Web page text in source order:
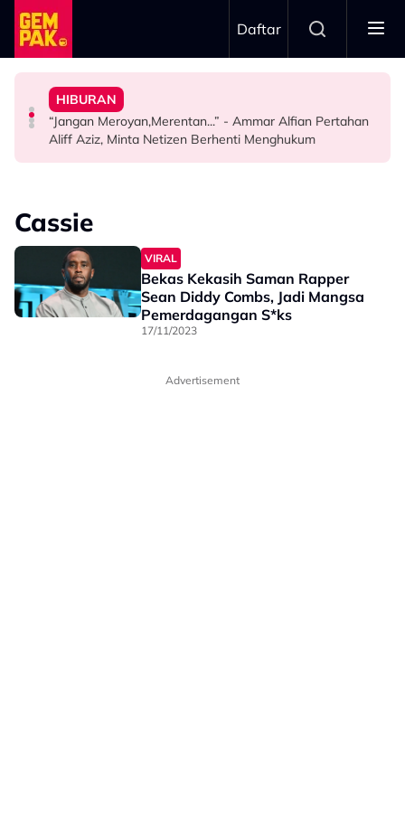
Skip to main content
Daftar
HIBURAN
Pernah Hidup Miskin Tegar, A$AP Bayar Sewa
Penduduk Satu Flat Sebab Nenek Tak Mahu Pindah
HIBURAN
“Jangan Meroyan,Merentan...” - Ammar Alfian Pertahan
Aliff Aziz, Minta Netizen Berhenti Menghukum
HIBURAN
The Tomei Girls: Satu Wanita, Pelbagai Ekspresi
HIBURAN
“Mungkin Rupa Saya Sesuai…” – Dipuji Tampan, Aliff
Aziz Anggap M. Nasir Sekadar Bergurau
Cassie
VIRAL
Bekas Kekasih Saman Rapper
Sean Diddy Combs, Jadi Mangsa
Pemerdagangan S*ks
17/11/2023
Advertisement